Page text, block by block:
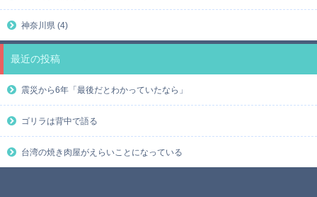
神奈川県 (4)
最近の投稿
震災から6年「最後だとわかっていたなら」
ゴリラは背中で語る
台湾の焼き肉屋がえらいことになっている